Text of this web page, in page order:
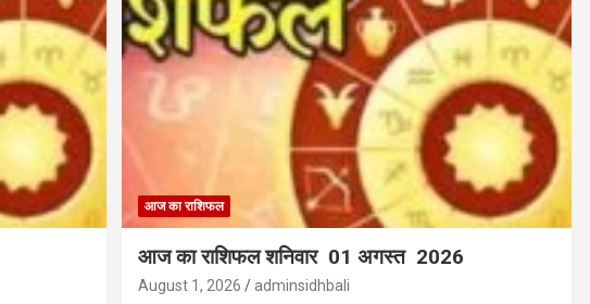
आज का राशिफल
आज का राशिफल शनिवार 01 अगस्त 2026
August 1, 2026 adminsidhbali